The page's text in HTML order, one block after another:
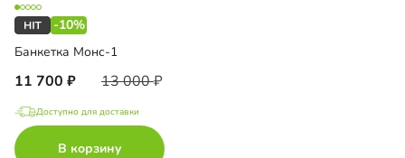
-10%
Банкетка Монс-1
11 700 13 000
Доступно для доставки
В корзину